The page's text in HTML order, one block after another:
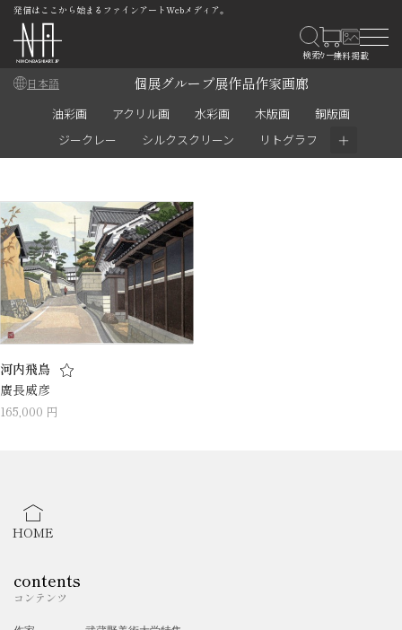
発信はここから始まるファインアートWebメディア。
日本語 個展グループ展作品作家画廊
油彩画 アクリル画 水彩画 木版画
銅版画
ジークレー
シルクスクリーン リトグラフ ＋
河内飛鳥
廣長威彦
165,000 円
HOME
contents
コンテンツ